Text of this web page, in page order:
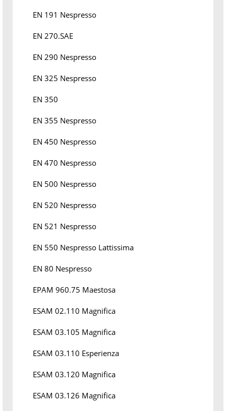
EN 191 Nespresso
EN 270.SAE
EN 290 Nespresso
EN 325 Nespresso
EN 350
EN 355 Nespresso
EN 450 Nespresso
EN 470 Nespresso
EN 500 Nespresso
EN 520 Nespresso
EN 521 Nespresso
EN 550 Nespresso Lattissima
EN 80 Nespresso
EPAM 960.75 Maestosa
ESAM 02.110 Magnifica
ESAM 03.105 Magnifica
ESAM 03.110 Esperienza
ESAM 03.120 Magnifica
ESAM 03.126 Magnifica